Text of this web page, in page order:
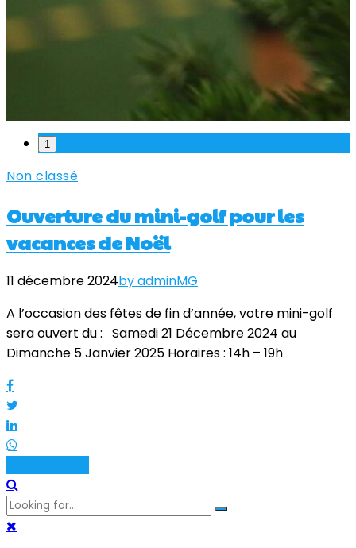
1
Non classé
Ouverture du mini-golf pour les
vacances de Noël
11 décembre 2024by adminMG
A l’occasion des fêtes de fin d’année, votre mini-golf
sera ouvert du : Samedi 21 Décembre 2024 au
Dimanche 5 Janvier 2025 Horaires : 14h – 19h